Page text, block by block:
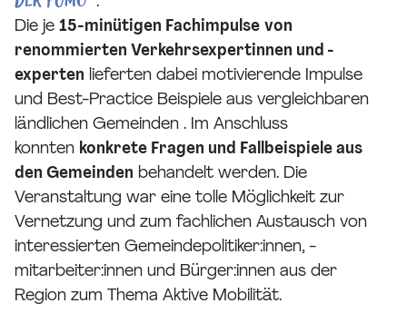
Die je 15-minütigen Fachimpulse von
renommierten Verkehrsexpertinnen und -
experten lieferten dabei motivierende Impulse
und Best-Practice Beispiele aus vergleichbaren
ländlichen Gemeinden . Im Anschluss
konnten konkrete Fragen und Fallbeispiele aus
den Gemeinden behandelt werden. Die
Veranstaltung war eine tolle Möglichkeit zur
Vernetzung und zum fachlichen Austausch von
interessierten Gemeindepolitiker:innen, -
mitarbeiter:innen und Bürger:innen aus der
Region zum Thema Aktive Mobilität.